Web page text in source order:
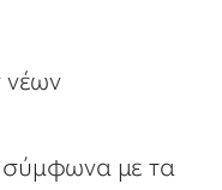
νέων
σύμφωνα με τα